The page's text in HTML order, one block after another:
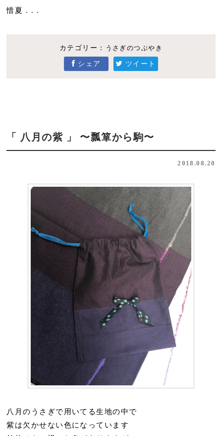
惜夏 . . .
カテゴリー： うさぎのつぶやき
シェア ツイート
「 八月の紫 」 〜瓢箪から駒〜
2018.08.20
八月のうさぎで用いてる生地の中で
紫は欠かせない色になっています